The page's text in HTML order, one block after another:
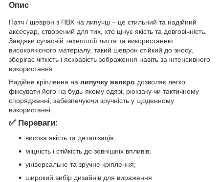
Опис
Патч / шеврон з ПВХ на липучці – це стильний та надійний
аксесуар, створений для тих, хто цінує якість та довговічність.
Завдяки сучасній технології лиття та використанню
високоякісного матеріалу, такий шеврон стійкий до зносу,
зберігає чіткість і яскравість зображення навіть за інтенсивного
використання.
Надійне кріплення на липучку велкро дозволяє легко
фіксувати його на будь-якому одязі, рюкзаку чи тактичному
спорядженні, забезпечуючи зручність у щоденному
використанні.
✅ Переваги:
висока якість та деталізація;
міцність і стійкість до зовнішніх впливів;
універсальне та зручне кріплення;
широкий вибір дизайнів для вираження